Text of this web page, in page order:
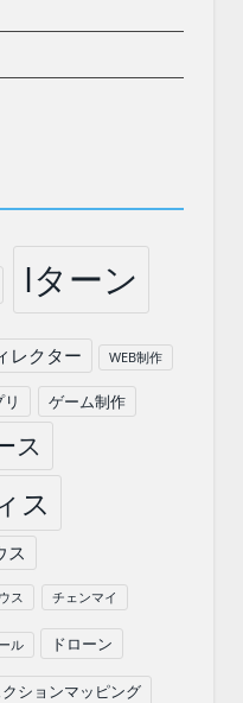
Iターン
レクター WEB制作
ゲーム制作
ス
ス
ス
ス チェンマイ
ル ドローン
ションマッピング